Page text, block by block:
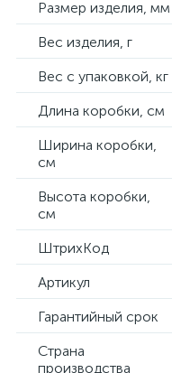
Размер изделия, мм
Вес изделия, г
Вес с упаковкой, кг
Длина коробки, см
Ширина коробки,
см
Высота коробки,
см
ШтрихКод
Артикул
Гарантийный срок
Страна
производства